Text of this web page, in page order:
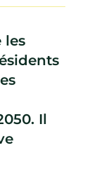
les
Il